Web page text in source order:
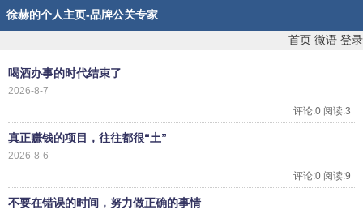
徐赫的个人主页-品牌公关专家
首页 微语 登录
喝酒办事的时代结束了
2026-8-7
评论:0 阅读:3
真正赚钱的项目，往往都很“土”
2026-8-6
评论:0 阅读:9
不要在错误的时间，努力做正确的事情